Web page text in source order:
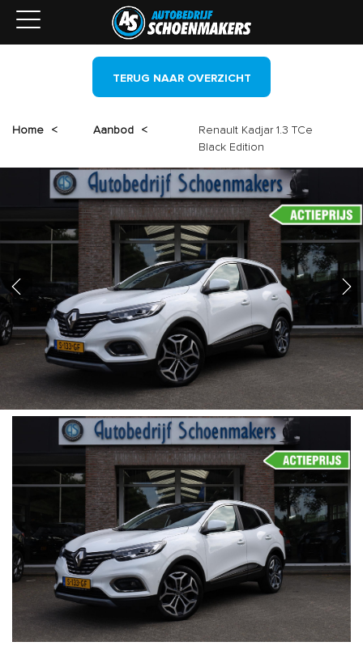
TERUG NAAR OVERZICHT
Home < Aanbod <
Renault Kadjar 1.3 TCe
Black Edition